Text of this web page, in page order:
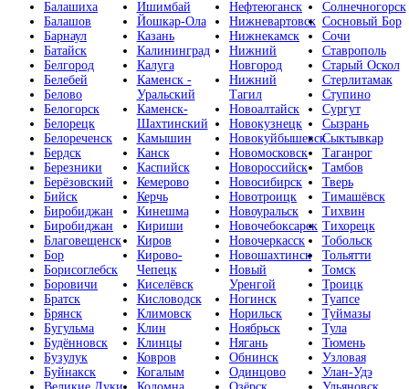
Балашиха
Балашов
Барнаул
Батайск
Белгород
Белебей
Белово
Белогорск
Белорецк
Белореченск
Бердск
Березники
Берёзовский
Бийск
Биробиджан
Биробиджан
Благовещенск
Бор
Борисоглебск
Боровичи
Братск
Брянск
Бугульма
Будённовск
Бузулук
Буйнакск
Ишимбай
Йошкар-Ола
Казань
Калининград
Калуга
Каменск -
Уральский
Каменск-
Шахтинский
Камышин
Канск
Каспийск
Кемерово
Керчь
Кинешма
Кириши
Киров
Кирово-
Чепецк
Киселёвск
Кисловодск
Климовск
Клин
Клинцы
Ковров
Когалым
Нефтеюганск
Нижневартовск
Нижнекамск
Нижний
Новгород
Нижний
Тагил
Новоалтайск
Новокузнецк
Новокуйбышевск
Новомосковск
Новороссийск
Новосибирск
Новотроицк
Новоуральск
Новочебоксарск
Новочеркасск
Новошахтинск
Новый
Уренгой
Ногинск
Норильск
Ноябрьск
Нягань
Обнинск
Одинцово
Солнечногорск
Сосновый Бор
Сочи
Ставрополь
Старый Оскол
Стерлитамак
Ступино
Сургут
Сызрань
Сыктывкар
Таганрог
Тамбов
Тверь
Тимашёвск
Тихвин
Тихорецк
Тобольск
Тольятти
Томск
Троицк
Туапсе
Туймазы
Тула
Тюмень
Узловая
Улан-Удэ